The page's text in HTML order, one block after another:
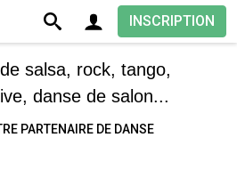
INSCRIPTION
salsa, rock, tango,
danse de salon...
PARTENAIRE DE DANSE